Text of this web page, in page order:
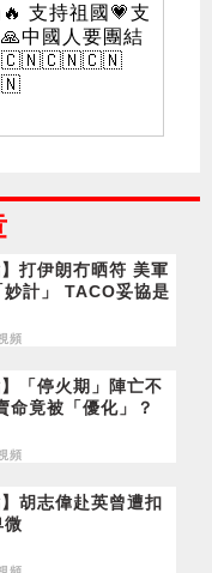
支持祖國💗支
中國人要團結
】打伊朗冇晒符 美軍
妙計」 TACO妥協是
頻
】「停火期」陣亡不
命竟被「優化」？
頻
】胡志偉赴英曾遭扣
微